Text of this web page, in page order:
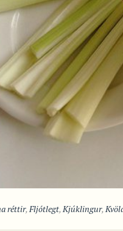
réttir,Fljótlegt,Kjúklingur,